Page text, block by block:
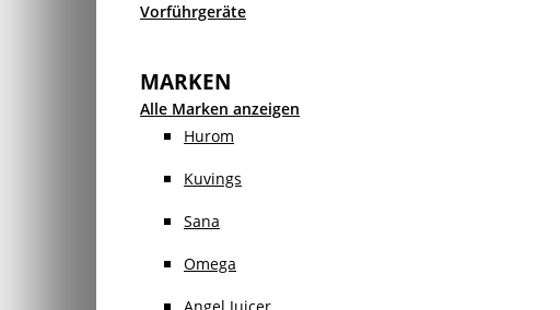
Vorführgeräte
MARKEN
Alle Marken anzeigen
Hurom
Kuvings
Sana
Omega